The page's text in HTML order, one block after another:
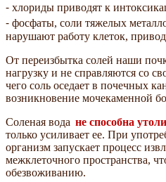
⁃ хлориды приводят к
⁃ фосфаты, соли тяжелых
нарушают работу клеток,
От переизбытка солей наши
нагрузку и не справляются со
чего соль оседает в почечных
возникновение мочекаменной
Соленая вода не способна
только усиливает ее. При
организм запускает процесс
межклеточного пространства,
обезвоживанию.